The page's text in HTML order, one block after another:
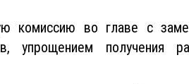
паломнические туры в
комиссию во главе с
упрощением получения